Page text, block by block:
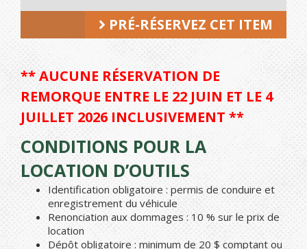
PRÉ-RÉSERVEZ CET ITEM
** AUCUNE RÉSERVATION DE
REMORQUE ENTRE LE 22 JUIN ET LE 4
JUILLET 2026 INCLUSIVEMENT **
CONDITIONS POUR LA
LOCATION D’OUTILS
Identification obligatoire : permis de conduire et
enregistrement du véhicule
Renonciation aux dommages : 10 % sur le prix de
location
Dépôt obligatoire : minimum de 20 $ comptant ou